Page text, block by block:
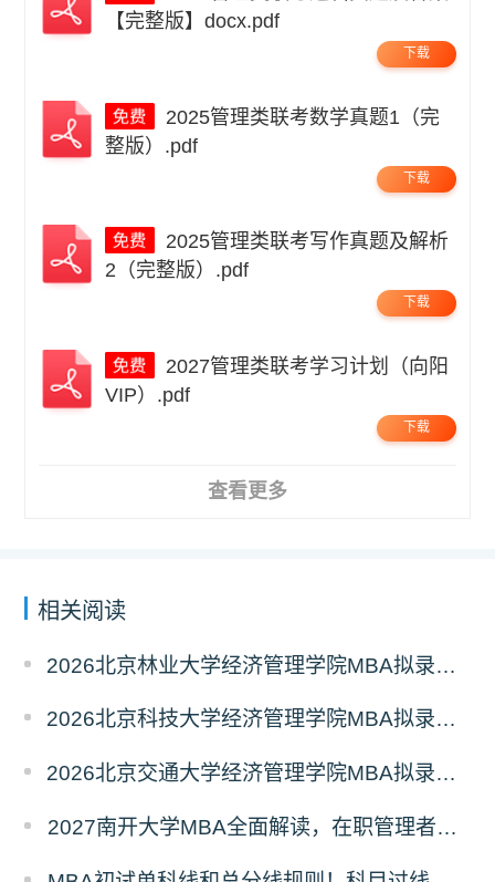
【完整版】docx.pdf
下载
整版）.pdf
下载
2（完整版）.pdf
下载
VIP）.pdf
下载
查看更多
相关阅读
2026北京林业大学经济管理学院MBA拟录取分析解读
2026北京科技大学经济管理学院MBA拟录取分析解读
2026北京交通大学经济管理学院MBA拟录取分析解读
2027南开大学MBA全面解读，在职管理者择校优选